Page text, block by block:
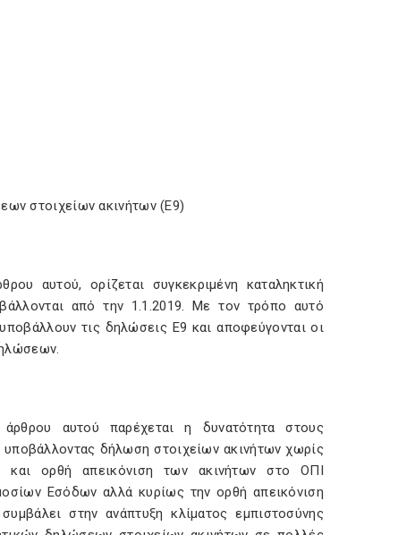
στοιχείων ακινήτων (Ε9)
αυτού, ορίζεται συγκεκριμένη καταληκτική
από την 1.1.2019. Με τον τρόπο αυτό
τις δηλώσεις Ε9 και αποφεύγονται οι
αυτού παρέχεται η δυνατότητα στους
δήλωση στοιχείων ακινήτων χωρίς
ορθή απεικόνιση των ακινήτων στο ΟΠΙ
Εσόδων αλλά κυρίως την ορθή απεικόνιση
στην ανάπτυξη κλίματος εμπιστοσύνης